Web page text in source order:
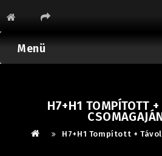
Menü
H7+H1 TOMPÍTOTT
H7+H1 Tompított +